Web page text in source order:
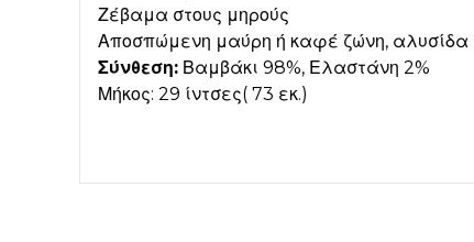
Ζέβαμα στους μηρούς
Αποσπώμενη μαύρη ή καφέ ζώνη, αλυσίδα
Σύνθεση: Βαμβάκι 98%, Ελαστάνη 2%
Μήκος: 29 ίντσες( 73 εκ.)